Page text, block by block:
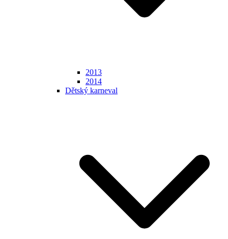
2013
2014
Dětský karneval